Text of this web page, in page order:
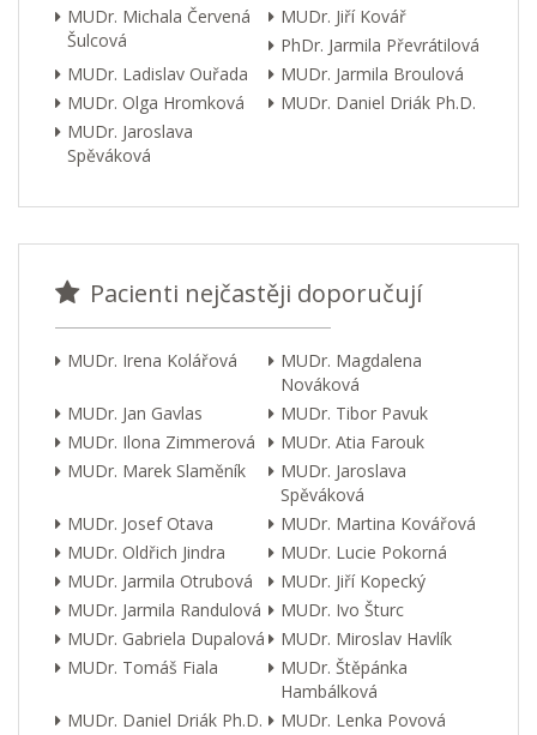
MUDr. Michala Červená
Šulcová
MUDr. Jiří Kovář
PhDr. Jarmila Převrátilová
MUDr. Ladislav Ouřada
MUDr. Jarmila Broulová
MUDr. Olga Hromková
MUDr. Daniel Driák Ph.D.
MUDr. Jaroslava
Spěváková
Pacienti nejčastěji doporučují
MUDr. Irena Kolářová
MUDr. Magdalena
Nováková
MUDr. Jan Gavlas
MUDr. Tibor Pavuk
MUDr. Ilona Zimmerová
MUDr. Atia Farouk
MUDr. Marek Slaměník
MUDr. Jaroslava
Spěváková
MUDr. Josef Otava
MUDr. Martina Kovářová
MUDr. Oldřich Jindra
MUDr. Lucie Pokorná
MUDr. Jarmila Otrubová
MUDr. Jiří Kopecký
MUDr. Jarmila Randulová
MUDr. Ivo Šturc
MUDr. Gabriela Dupalová
MUDr. Miroslav Havlík
MUDr. Tomáš Fiala
MUDr. Štěpánka
Hambálková
MUDr. Daniel Driák Ph.D.
MUDr. Lenka Povová